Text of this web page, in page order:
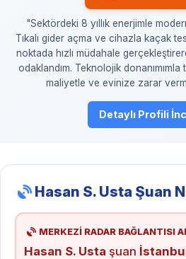
"Sektördeki 8 yıllık enerjimle
Tıkalı gider açma ve cihazla kaçak
noktada hızlı müdahale
odaklandım. Teknolojik donanımımla
maliyetle ve evinize zarar
Detaylı Profili
Hasan S. Usta Şuan
MERKEZİ RADAR BAĞLANTISI
Hasan S. Usta şuan